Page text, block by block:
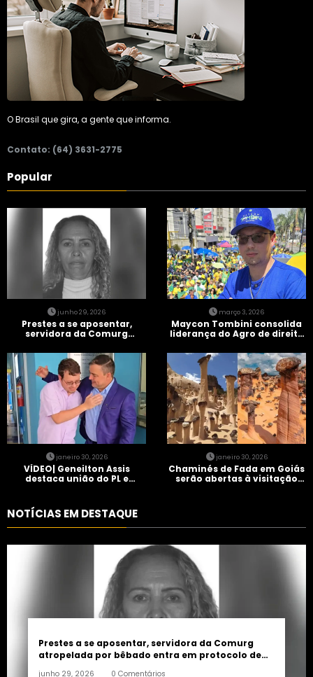
O Brasil que gira, a gente que informa.
Contato: (64) 3631-2775
Popular
junho 29, 2026
Prestes a se aposentar,
servidora da Comurg
entra em protocolo de
morte encefálica
março 3, 2026
Maycon Tombini consolida
liderança do Agro de direita
Brasil” em Goiânia
janeiro 30, 2026
VÍDEO| Geneilton Assis
destaca união do PL e
janeiro 30, 2026
Chaminés de Fada em Goiás
serão abertas à visitação
NOTÍCIAS EM DESTAQUE
Prestes a se aposentar, servidora da Comurg
atropelada por bêbado entra em protocolo de
junho 29, 2026 0 Comentários